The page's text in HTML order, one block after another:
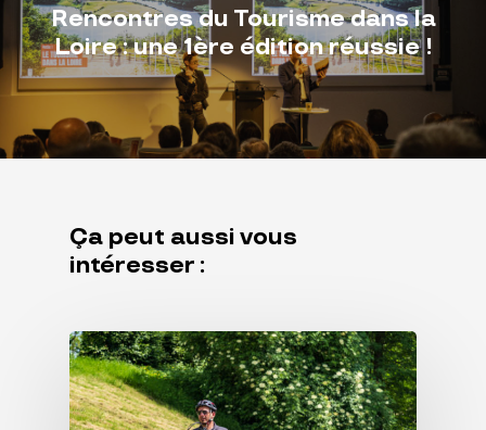
Rencontres du Tourisme dans la
Loire : une 1ère édition réussie !
Ça peut aussi vous
intéresser :